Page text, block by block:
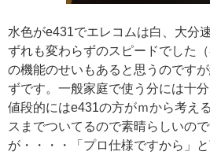
水色がe431でエレコムは白、大分
ずれも変わらずのスピードでした
の機能のせいもあると思うのです
ずです。一般家庭で使う分には十
値段的にはe431の方がｍから考え
スまでついてるので素晴らしいの
が・・・・「プロ仕様ですから」